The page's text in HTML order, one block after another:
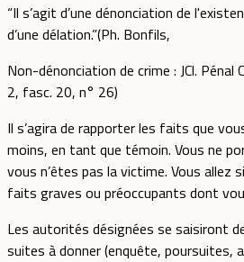
“Il s’agit d’une dénonciation de
d’une délation.”(Ph. Bonfils,
Non-dénonciation de crime : JCl.
2, fasc. 20, n° 26)
Il s’agira de rapporter les faits que
moins, en tant que témoin. Vous ne
vous n’êtes pas la victime. Vous allez
faits graves ou préoccupants dont
Les autorités désignées se saisiront
suites à donner (enquête, poursuites,